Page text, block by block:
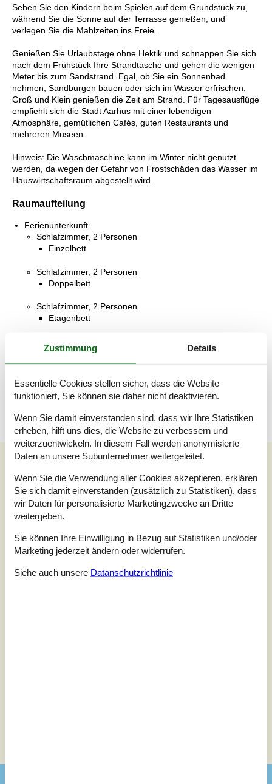
Sehen Sie den Kindern beim Spielen auf dem Grundstück zu,
während Sie die Sonne auf der Terrasse genießen, und
verlegen Sie die Mahlzeiten ins Freie.
Genießen Sie Urlaubstage ohne Hektik und schnappen Sie sich
nach dem Frühstück Ihre Strandtasche und gehen die wenigen
Meter bis zum Sandstrand. Egal, ob Sie ein Sonnenbad
nehmen, Sandburgen bauen oder sich im Wasser erfrischen,
Groß und Klein genießen die Zeit am Strand. Für Tagesausflüge
empfiehlt sich die Stadt Aarhus mit einer lebendigen
Atmosphäre, gemütlichen Cafés, guten Restaurants und
mehreren Museen.
Hinweis: Die Waschmaschine kann im Winter nicht genutzt
werden, da wegen der Gefahr von Frostschäden das Wasser im
Hauswirtschaftsraum abgestellt wird.
Raumaufteilung
Ferienunterkunft
Schlafzimmer, 2 Personen
Einzelbett
Schlafzimmer, 2 Personen
Doppelbett
Schlafzimmer, 2 Personen
Etagenbett
WC mit warmem und kaltem Wasser, Dusche
Offene Terrasse
Unsere Gästebewertungen
Unsere GästebewertungenExterne Bewertungen
4,0
Bewertung ist vom 30.11.2025
5
Zustimmung Details
Essentielle Cookies stellen sicher, dass die Website
funktioniert, Sie können sie daher nicht deaktivieren.
Wenn Sie damit einverstanden sind, dass wir Ihre Statistiken
erheben, hilft uns dies, die Website zu verbessern und
weiterzuentwickeln. In diesem Fall werden anonymisierte
Daten an unsere Subunternehmer weitergeleitet.
Wenn Sie die Verwendung aller Cookies akzeptieren, erklären
Sie sich damit einverstanden (zusätzlich zu Statistiken), dass
wir Daten für personalisierte Marketingzwecke an Dritte
weitergeben.
Sie können Ihre Einwilligung in Bezug auf Statistiken und/oder
Marketing jederzeit ändern oder widerrufen.
Siehe auch unsere Datanschutzrichtlinie